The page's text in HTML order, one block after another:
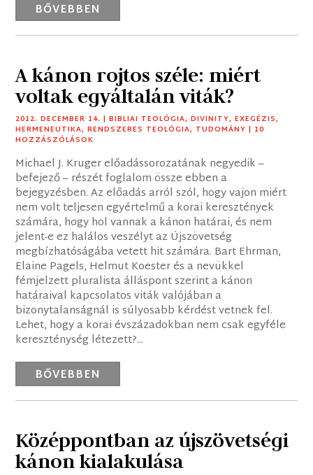
BŐVEBBEN
A kánon rojtos széle: miért
voltak egyáltalán viták?
2012. DECEMBER 14. |BIBLIAI TEOLÓGIA,DIVINITY,EXEGÉZIS,
HERMENEUTIKA,RENDSZERES TEOLÓGIA, TUDOMÁNY | 10
HOZZÁSZÓLÁSOK
Michael J. Kruger előadássorozatának negyedik –
befejező – részét foglalom össze ebben a
bejegyzésben. Az előadás arról szól, hogy vajon miért
nem volt teljesen egyértelmű a korai keresztények
számára, hogy hol vannak a kánon határai, és nem
jelent-e ez halálos veszélyt az Újszövetség
megbízhatóságába vetett hit számára. Bart Ehrman,
Elaine Pagels, Helmut Koester és a nevükkel
fémjelzett pluralista álláspont szerint a kánon
határaival kapcsolatos viták valójában a
bizonytalanságnál is súlyosabb kérdést vetnek fel.
Lehet, hogy a korai évszázadokban nem csak egyféle
kereszténység létezett?...
BŐVEBBEN
Középpontban az újszövetségi
kánon kialakulása